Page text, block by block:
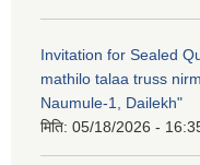
Invitation for Sealed
mathilo talaa truss
Naumule-1, Dailekh"
मिति: 05/18/2026 -